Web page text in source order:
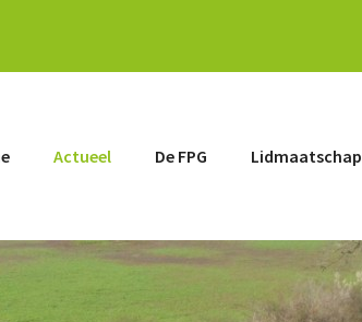
Actueel De FPG Lidmaatschap